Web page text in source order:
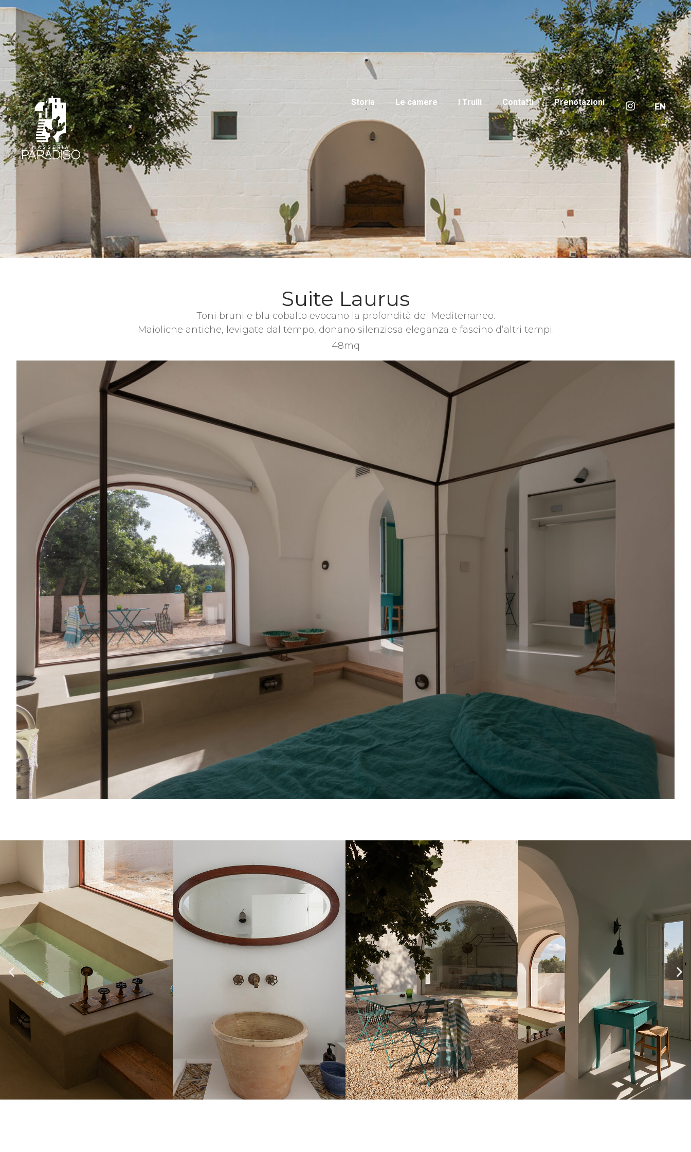
Storia Le camere I Trulli Contatti Prenotazioni EN
Suite Laurus
Toni bruni e blu cobalto evocano la profondità del Mediterraneo.
Maioliche antiche, levigate dal tempo, donano silenziosa eleganza e fascino d’altri tempi.
48mq